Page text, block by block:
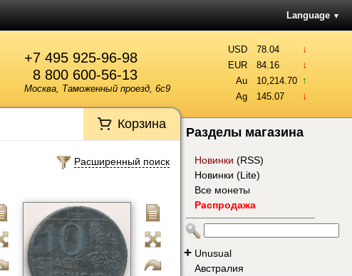
Language ▼
+7 495 925-96-98
8 800 600-56-13
Москва, Таможенный проезд, 6с9
USD 78.04 ↓
EUR 84.16 ↓
Au 10,214.70 ↑
Ag 145.07 ↓
Корзина
Расширенный поиск
Разделы магазина
Новинки (RSS)
Новинки (Lite)
Все монеты
Распродажа
+ Unusual
Австралия